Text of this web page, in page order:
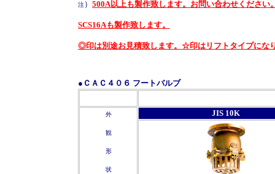
注） 500A以上も製作致します。お問い合わせください
SCS16Aも製作致します。
◎印は別途お見積致します。☆印はリフトタイプにな
●ＣＡＣ４０６ フートバルブ
外
観
形
状
JIS 10K